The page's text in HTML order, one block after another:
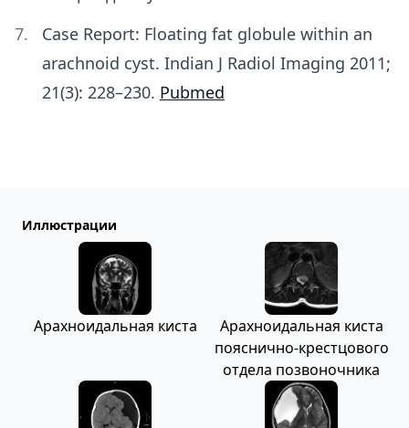
Case Report: Floating fat globule within an
arachnoid cyst. Indian J Radiol Imaging 2011;
21(3): 228–230. Pubmed
Иллюстрации
Арахноидальная киста
Арахноидальная киста
пояснично-крестцового
отдела позвоночника